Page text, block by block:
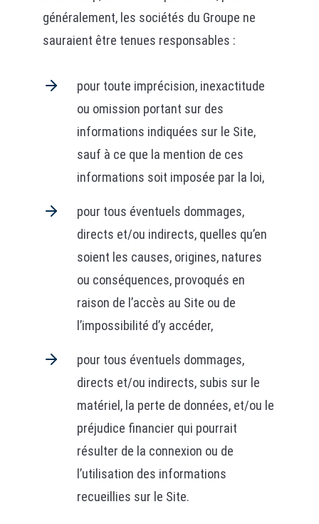
généralement, les sociétés du Groupe ne
sauraient être tenues responsables :
pour toute imprécision, inexactitude
ou omission portant sur des
informations indiquées sur le Site,
sauf à ce que la mention de ces
informations soit imposée par la loi,
pour tous éventuels dommages,
directs et/ou indirects, quelles qu’en
soient les causes, origines, natures
ou conséquences, provoqués en
raison de l’accès au Site ou de
l’impossibilité d’y accéder,
pour tous éventuels dommages,
directs et/ou indirects, subis sur le
matériel, la perte de données, et/ou le
préjudice financier qui pourrait
résulter de la connexion ou de
l’utilisation des informations
recueillies sur le Site.